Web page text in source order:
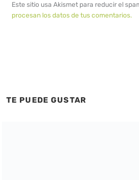
Este sitio usa Akismet para reducir el
procesan los datos de tus comentarios.
TE PUEDE GUSTAR